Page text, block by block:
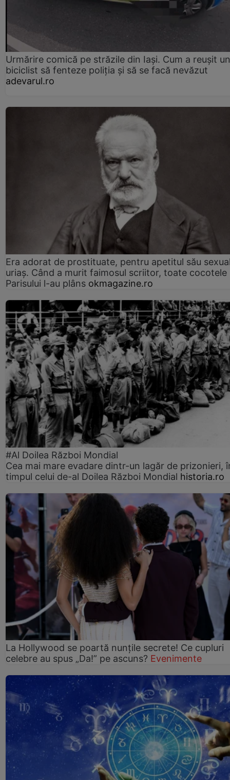
Urmărire comică pe străzile din Iași. Cum a reușit un
biciclist să fenteze poliția și să se facă nevăzut
adevarul.ro
Era adorat de prostituate, pentru apetitul său
uriaș. Când a murit faimosul scriitor, toate cocotele
Parisului l-au plâns okmagazine.ro
#Al Doilea Război Mondial
Cea mai mare evadare dintr-un lagăr de prizonieri,
timpul celui de-al Doilea Război Mondial historia.ro
La Hollywood se poartă nunțile secrete! Ce cupluri
celebre au spus „Da!” pe ascuns? Evenimente